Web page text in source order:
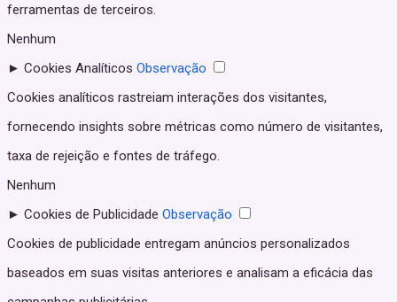
ferramentas de terceiros.
Nenhum
► Cookies Analíticos Observação
Cookies analíticos rastreiam interações dos visitantes,
fornecendo insights sobre métricas como número de visitantes,
taxa de rejeição e fontes de tráfego.
Nenhum
► Cookies de Publicidade Observação
Cookies de publicidade entregam anúncios personalizados
baseados em suas visitas anteriores e analisam a eficácia das